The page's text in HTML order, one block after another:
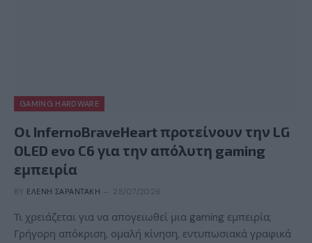
GAMING HARDWARE
Οι InfernoBraveHeart προτείνουν την LG
OLED evo C6 για την απόλυτη gaming
εμπειρία
BY ΕΛΈΝΗ ΣΑΡΑΝΤΆΚΗ 28/07/2026
Τι χρειάζεται για να απογειωθεί μια gaming εμπειρία;
Γρήγορη απόκριση, ομαλή κίνηση, εντυπωσιακά γραφικά